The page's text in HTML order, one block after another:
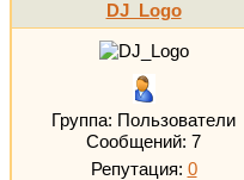
DJ_Logo
Группа: Пользователи
Сообщений: 7
Репутация: 0